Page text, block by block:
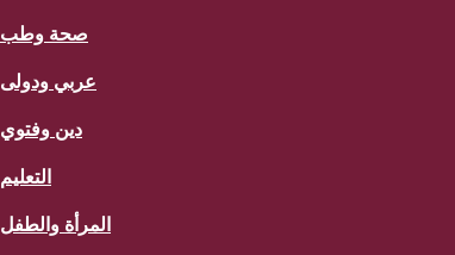
صحة وطب
عربي ودولى
دين وفتوي
التعليم
المرأة والطفل